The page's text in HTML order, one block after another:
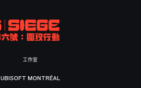
工作室
UBISOFT MONTRÉAL